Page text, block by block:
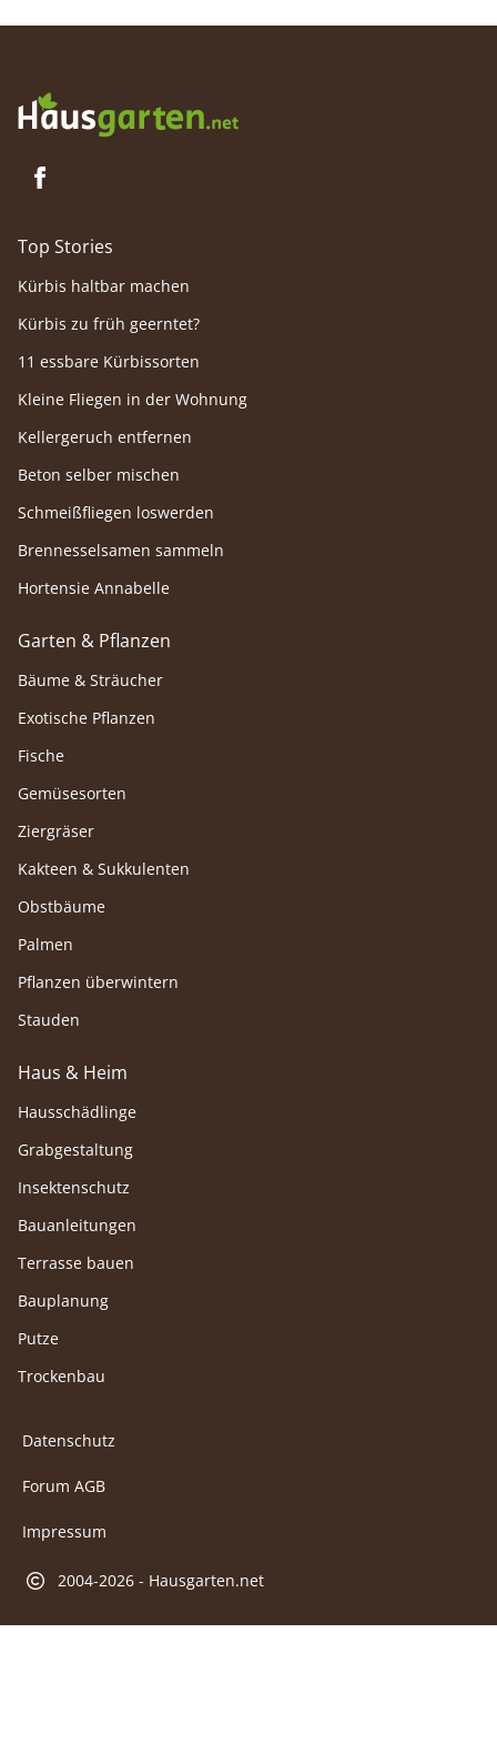
Top Stories
Kürbis haltbar machen
Kürbis zu früh geerntet?
11 essbare Kürbissorten
Kleine Fliegen in der Wohnung
Kellergeruch entfernen
Beton selber mischen
Schmeißfliegen loswerden
Brennesselsamen sammeln
Hortensie Annabelle
Garten & Pflanzen
Bäume & Sträucher
Exotische Pflanzen
Fische
Gemüsesorten
Ziergräser
Kakteen & Sukkulenten
Obstbäume
Palmen
Pflanzen überwintern
Stauden
Haus & Heim
Hausschädlinge
Grabgestaltung
Insektenschutz
Bauanleitungen
Terrasse bauen
Bauplanung
Putze
Trockenbau
Datenschutz
Forum AGB
Impressum
2004-2026 - Hausgarten.net